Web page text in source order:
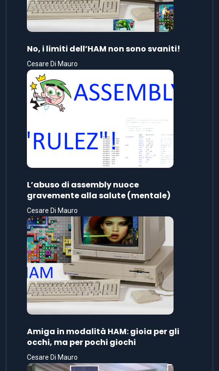
No, i limiti dell’HAM non sono svaniti!
Cesare Di Mauro
L’abuso di assembly nuoce
gravemente alla salute (mentale)
Cesare Di Mauro
Amiga in modalità HAM: gioia per gli
occhi, ma per pochi giochi
Cesare Di Mauro